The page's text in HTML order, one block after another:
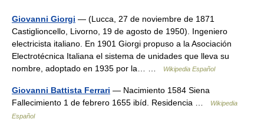
Giovanni Giorgi — (Lucca, 27 de noviembre de 1871
Castiglioncello, Livorno, 19 de agosto de 1950). Ingeniero
electricista italiano. En 1901 Giorgi propuso a la Asociación
Electrotécnica Italiana el sistema de unidades que lleva su
nombre, adoptado en 1935 por la… …
Wikipedia Español
Giovanni Battista Ferrari — Nacimiento 1584 Siena
Fallecimiento 1 de febrero 1655 ibíd. Residencia …
Wikipedia
Español